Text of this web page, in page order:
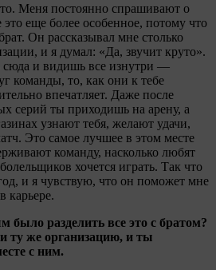
Меня постоянно спрашивают о
еще более особенное, потому что
Он рассказывал мне столько
и я думал: «Да, звучит круто».
сюда и видишь все изнутри —
команды, то, как они к тебе
впечатляет. Даже после
серий ты приходишь на арену, а
узнают тебя, желают удачи,
Это самое лучшее в этом месте
команду, насколько любят
хочется играть. Так что
и я чувствую, что он поможет мне
карьере.
разделить все это с братом?
ту же организацию, и ты
с ним.